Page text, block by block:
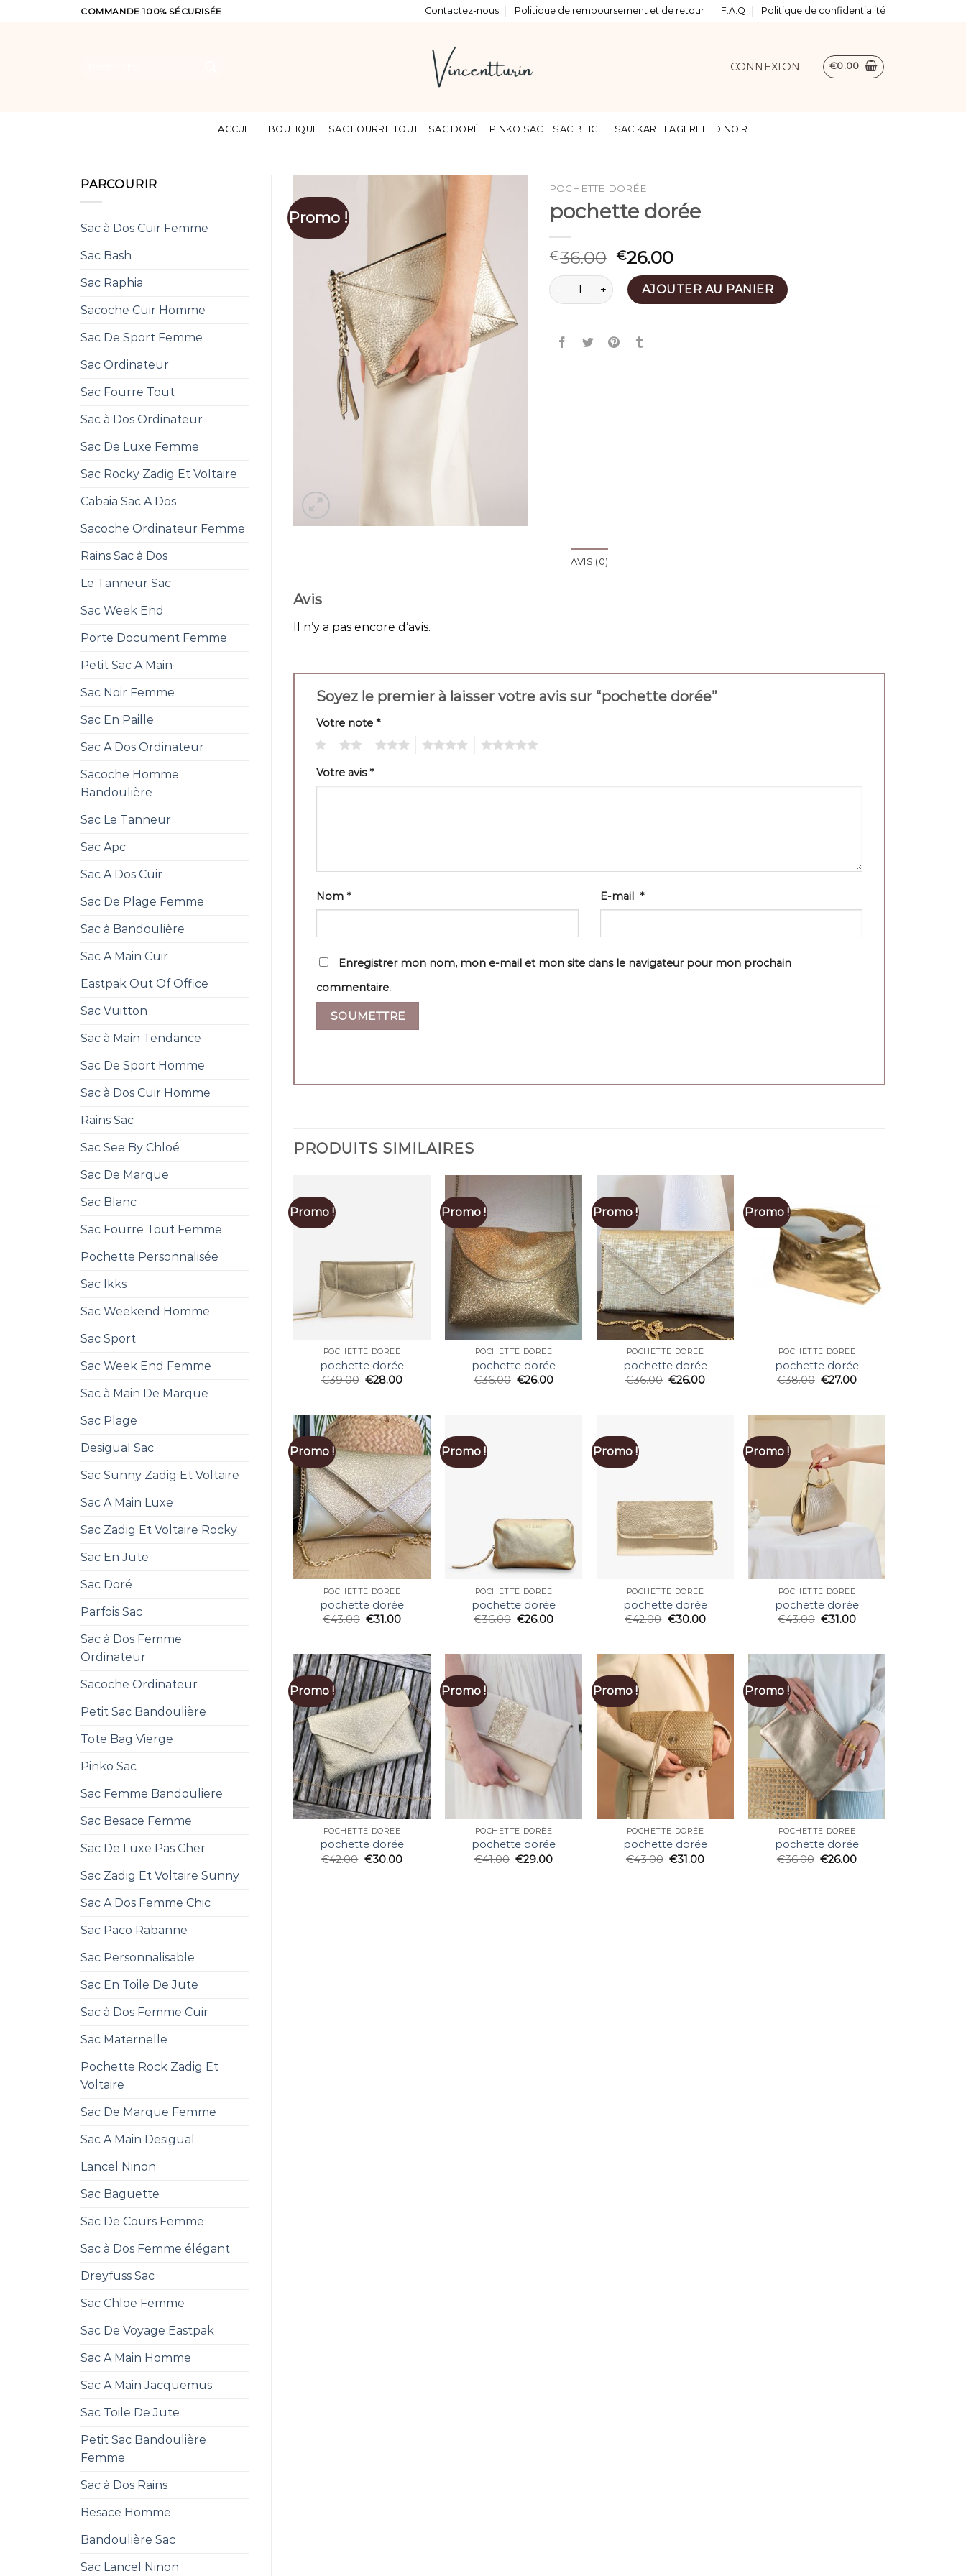
COMMANDE 100% SÉCURISÉE Contactez-nous Politique de remboursement et de retour F.A.Q Politique de confidentialité
CONNEXION €0.00
ACCUEIL BOUTIQUE SAC FOURRE TOUT SAC DORÉ PINKO SAC SAC BEIGE SAC KARL LAGERFELD NOIR
PARCOURIR
Sac à Dos Cuir Femme
Sac Bash
Sac Raphia
Sacoche Cuir Homme
Sac De Sport Femme
Sac Ordinateur
Sac Fourre Tout
Sac à Dos Ordinateur
Sac De Luxe Femme
Sac Rocky Zadig Et Voltaire
Cabaia Sac A Dos
Sacoche Ordinateur Femme
Rains Sac à Dos
Le Tanneur Sac
Sac Week End
Porte Document Femme
Petit Sac A Main
Sac Noir Femme
Sac En Paille
Sac A Dos Ordinateur
Sacoche Homme
Bandoulière
Sac Le Tanneur
Sac Apc
Sac A Dos Cuir
Sac De Plage Femme
Sac à Bandoulière
Sac A Main Cuir
Eastpak Out Of Office
Sac Vuitton
Sac à Main Tendance
Sac De Sport Homme
Sac à Dos Cuir Homme
Rains Sac
Sac See By Chloé
Sac De Marque
Sac Blanc
Sac Fourre Tout Femme
Pochette Personnalisée
Sac Ikks
Sac Weekend Homme
Sac Sport
Sac Week End Femme
Sac à Main De Marque
Sac Plage
Desigual Sac
Sac Sunny Zadig Et Voltaire
Sac A Main Luxe
Sac Zadig Et Voltaire Rocky
Sac En Jute
Sac Doré
Parfois Sac
Sac à Dos Femme
Ordinateur
Sacoche Ordinateur
Petit Sac Bandoulière
Tote Bag Vierge
Pinko Sac
Sac Femme Bandouliere
Sac Besace Femme
Sac De Luxe Pas Cher
Sac Zadig Et Voltaire Sunny
Sac A Dos Femme Chic
Sac Paco Rabanne
Sac Personnalisable
Sac En Toile De Jute
Sac à Dos Femme Cuir
Sac Maternelle
Pochette Rock Zadig Et
Voltaire
Sac De Marque Femme
Sac A Main Desigual
Lancel Ninon
Sac Baguette
Sac De Cours Femme
Sac à Dos Femme élégant
Dreyfuss Sac
Sac Chloe Femme
Sac De Voyage Eastpak
Sac A Main Homme
Sac A Main Jacquemus
Sac Toile De Jute
Petit Sac Bandoulière
Femme
Sac à Dos Rains
Besace Homme
Bandoulière Sac
Sac Lancel Ninon
Promo !
POCHETTE DORÉE
pochette dorée
€36.00 €26.00
quantité de pochette doréeAJOUTER AU PANIER
AVIS (0)
Avis
Il n’y a pas encore d’avis.
Soyez le premier à laisser votre avis sur “pochette dorée”
Votre note *
Votre avis*
Nom * E-mail *
Enregistrer mon nom, mon e-mail et mon site dans le navigateur pour mon prochain
commentaire.
PRODUITS SIMILAIRES
Promo !
POCHETTE DORÉE
pochette dorée
€39.00 €28.00
Promo !
POCHETTE DORÉE
pochette dorée
€36.00 €26.00
Promo !
POCHETTE DORÉE
pochette dorée
€36.00 €26.00
Promo !
POCHETTE DORÉE
pochette dorée
€38.00 €27.00
Promo !
POCHETTE DORÉE
pochette dorée
€43.00 €31.00
Promo !
POCHETTE DORÉE
pochette dorée
€36.00 €26.00
Promo !
POCHETTE DORÉE
pochette dorée
€42.00 €30.00
Promo !
POCHETTE DORÉE
pochette dorée
€43.00 €31.00
Promo !
POCHETTE DORÉE
pochette dorée
€42.00 €30.00
Promo !
POCHETTE DORÉE
pochette dorée
€41.00 €29.00
Promo !
POCHETTE DORÉE
pochette dorée
€43.00 €31.00
Promo !
POCHETTE DORÉE
pochette dorée
€36.00 €26.00